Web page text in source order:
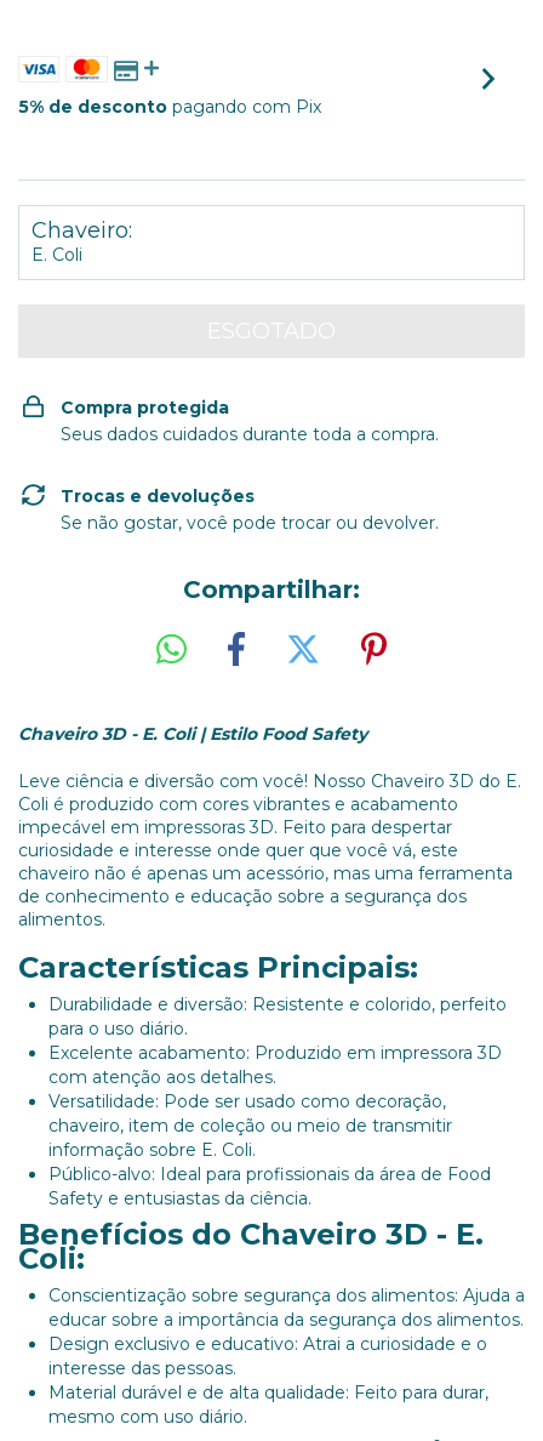
5% de desconto pagando com Pix
Chaveiro:
E. Coli
Compra protegida
Seus dados cuidados durante toda a compra.
Trocas e devoluções
Se não gostar, você pode trocar ou devolver.
Compartilhar:
Chaveiro 3D - E. Coli | Estilo Food Safety
Leve ciência e diversão com você! Nosso Chaveiro 3D do E.
Coli é produzido com cores vibrantes e acabamento
impecável em impressoras 3D. Feito para despertar
curiosidade e interesse onde quer que você vá, este
chaveiro não é apenas um acessório, mas uma ferramenta
de conhecimento e educação sobre a segurança dos
alimentos.
Características Principais:
Durabilidade e diversão: Resistente e colorido, perfeito
para o uso diário.
Excelente acabamento: Produzido em impressora 3D
com atenção aos detalhes.
Versatilidade: Pode ser usado como decoração,
chaveiro, item de coleção ou meio de transmitir
informação sobre E. Coli.
Público-alvo: Ideal para profissionais da área de Food
Safety e entusiastas da ciência.
Benefícios do Chaveiro 3D - E.
Coli:
Conscientização sobre segurança dos alimentos: Ajuda a
educar sobre a importância da segurança dos alimentos.
Design exclusivo e educativo: Atrai a curiosidade e o
interesse das pessoas.
Material durável e de alta qualidade: Feito para durar,
mesmo com uso diário.